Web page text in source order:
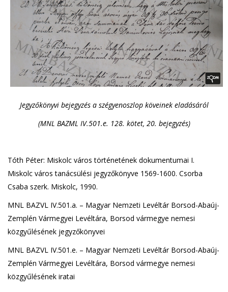
Jegyzőkönyvi bejegyzés a szégyenoszlop köveinek eladásáról
(MNL BAZML IV.501.e. 128. kötet, 20. bejegyzés)
Tóth Péter: Miskolc város történetének dokumentumai I.
Miskolc város tanácsülési jegyzőkönyve 1569-1600. Csorba
Csaba szerk. Miskolc, 1990.
MNL BAZVL IV.501.a. – Magyar Nemzeti Levéltár Borsod-Abaúj-
Zemplén Vármegyei Levéltára, Borsod vármegye nemesi
közgyűlésének jegyzőkönyvei
MNL BAZVL IV.501.e. – Magyar Nemzeti Levéltár Borsod-Abaúj-
Zemplén Vármegyei Levéltára, Borsod vármegye nemesi
közgyűlésének iratai